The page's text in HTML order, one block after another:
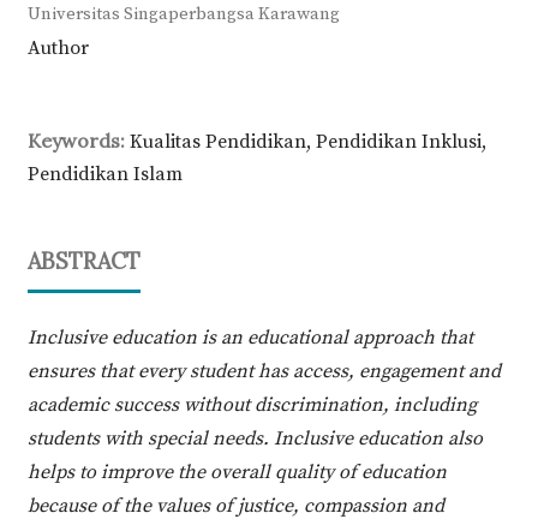
Universitas Singaperbangsa Karawang
Author
Keywords: Kualitas Pendidikan, Pendidikan Inklusi,
Pendidikan Islam
ABSTRACT
Inclusive education is an educational approach that
ensures that every student has access, engagement and
academic success without discrimination, including
students with special needs. Inclusive education also
helps to improve the overall quality of education
because of the values of justice, compassion and